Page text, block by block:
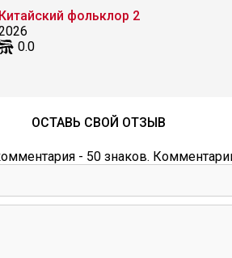
Китайский фольклор 2
0.0
ОСТАВЬ СВОЙ ОТЗЫВ
- 50 знаков.